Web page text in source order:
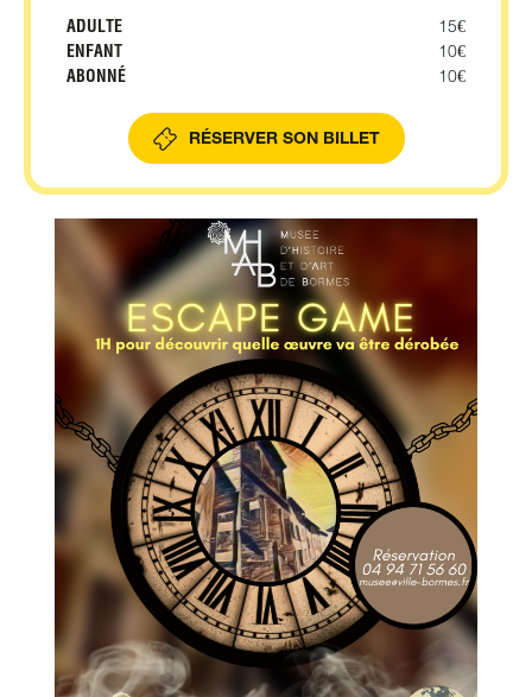
ADULTE
15€
ENFANT
10€
ABONNÉ
10€
RÉSERVER SON BILLET